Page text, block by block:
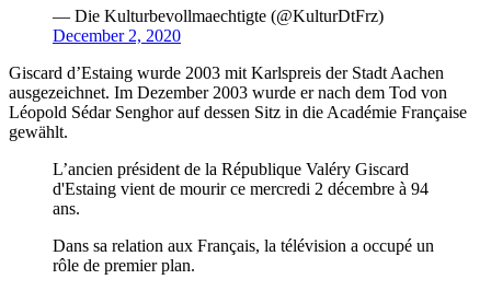
— Die Kulturbevollmaechtigte (@KulturDtFrz)
December 2, 2020
Giscard d’Estaing wurde 2003 mit Karlspreis der Stadt Aachen
ausgezeichnet. Im Dezember 2003 wurde er nach dem Tod von
Léopold Sédar Senghor auf dessen Sitz in die Académie Française
gewählt.
L’ancien président de la République Valéry Giscard
d'Estaing vient de mourir ce mercredi 2 décembre à 94
ans.
Dans sa relation aux Français, la télévision a occupé un
rôle de premier plan.